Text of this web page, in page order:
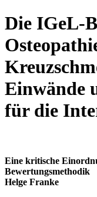
Die IGeL-
Einwände
für die
Eine kritische
Bewertungsmethodik
Helge Franke